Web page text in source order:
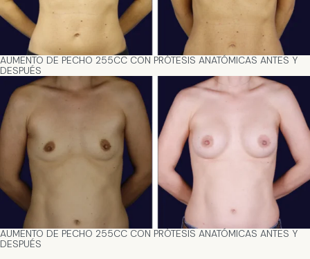
AUMENTO DE PECHO 255CC CON PRÓTESIS ANATÓMICAS ANTES Y
DESPUÉS
AUMENTO DE PECHO 255CC CON PRÓTESIS ANATÓMICAS ANTES Y
DESPUÉS